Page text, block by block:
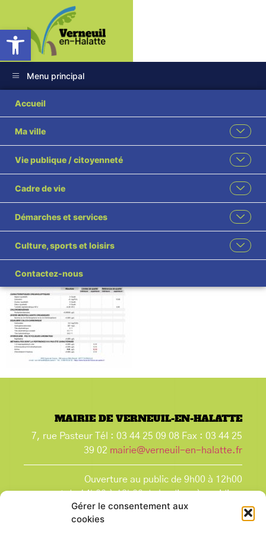
Ouvrir la barre d’outils
Gérer le consentement aux
cookies
Menu principal
Accueil
Ma ville
Vie publique / citoyenneté
Cadre de vie
Démarches et services
Culture, sports et loisirs
Contactez-nous
Bulletin Analyses
Station Mont La Ville
24 mars 2026
MAIRIE DE VERNEUIL-EN-HALATTE
7, rue Pasteur Tél : 03 44 25 09 08 Fax : 03 44 25
39 02 mairie@verneuil-en-halatte.fr
Ouverture au public de 9h00 à 12h00
et de 14h00 à 18h00 du lundi après-midi au
vendredi,
et le samedi de 9h00 à 12h00.